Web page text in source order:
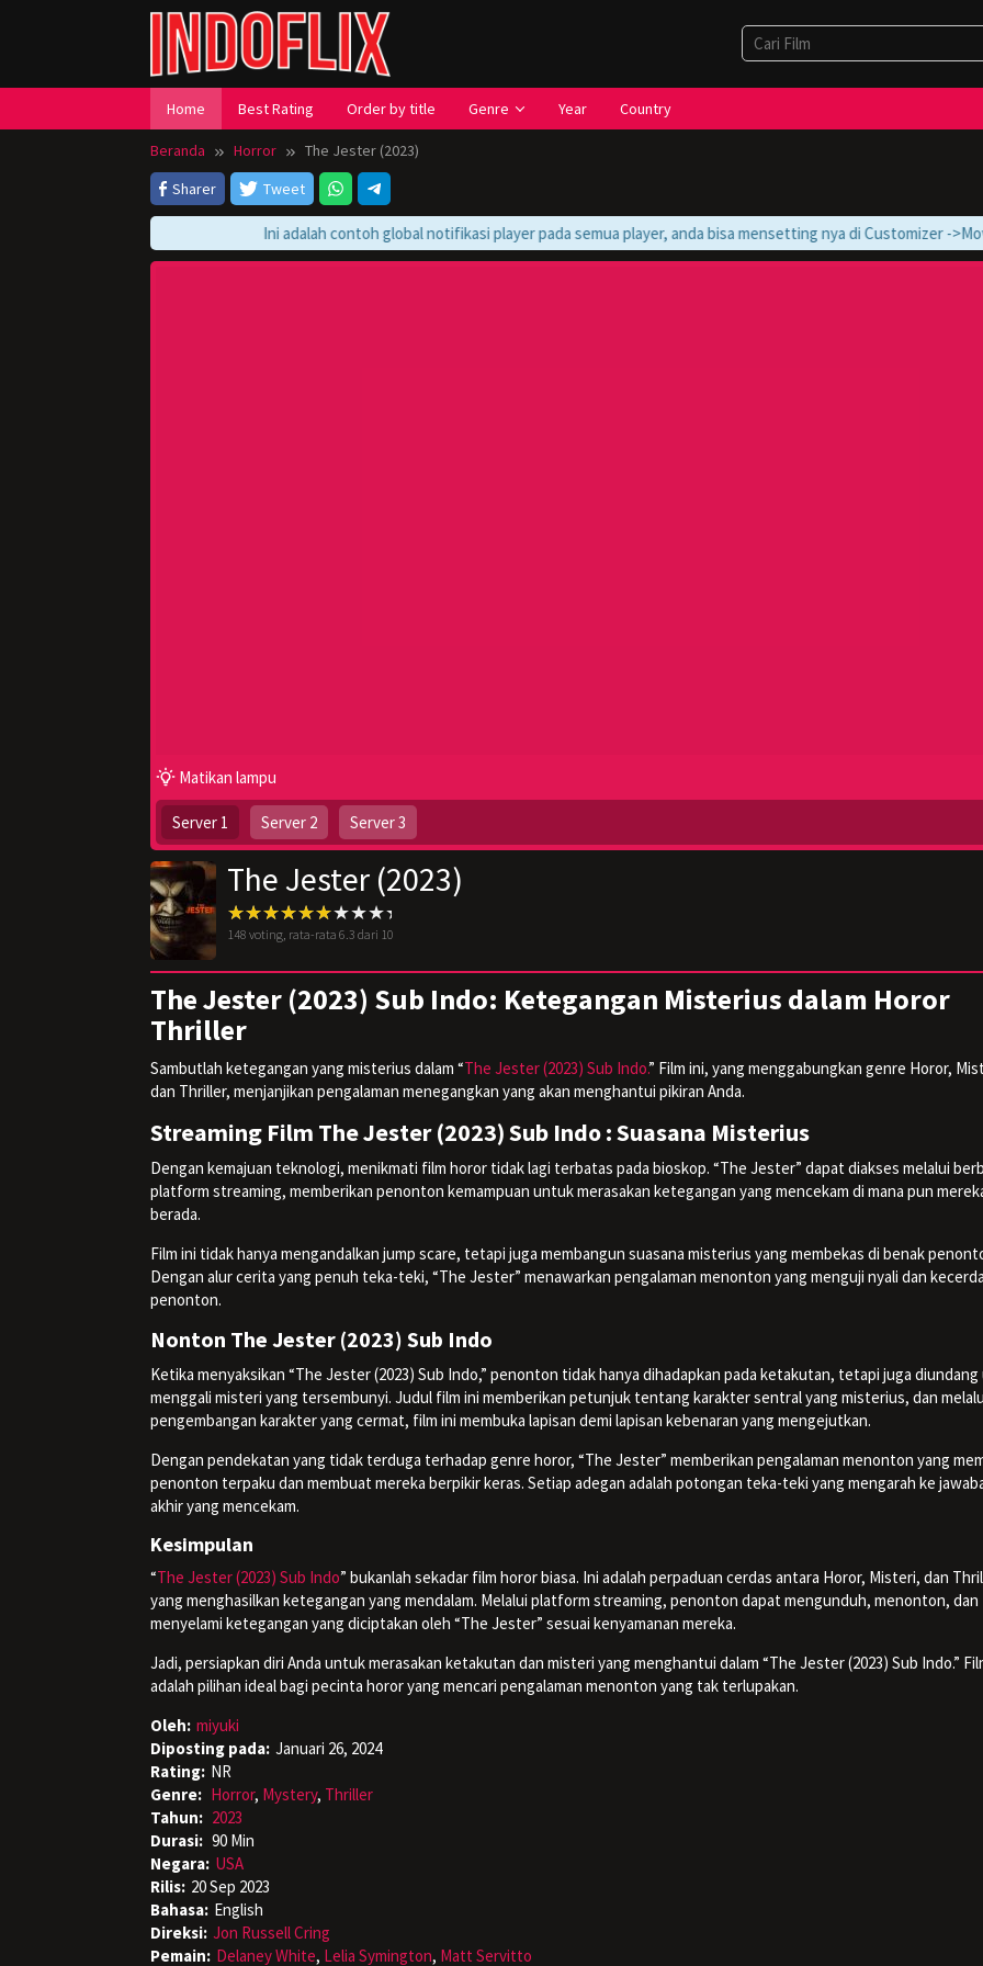
Home Best Rating Order by title Genre Year Country
Beranda Horror
The Jester (2023)
Sharer
Tweet
Ini adalah contoh global notifikasi player pada semua player, anda bisa mensetting nya di Customizer ->Movie
Matikan lampu
Server 1 Server 2 Server 3
The Jester (2023)
148 voting, rata-rata 6.3 dari 10
The Jester (2023) Sub Indo: Ketegangan Misterius dalam Horor
Thriller
Sambutlah ketegangan yang misterius dalam “The Jester (2023) Sub Indo.” Film ini, yang menggabungkan genre Horor,
dan Thriller, menjanjikan pengalaman menegangkan yang akan menghantui pikiran Anda.
Streaming Film The Jester (2023) Sub Indo : Suasana Misterius
Dengan kemajuan teknologi, menikmati film horor tidak lagi terbatas pada bioskop. “The Jester” dapat diakses melalui
platform streaming, memberikan penonton kemampuan untuk merasakan ketegangan yang mencekam di mana pun
berada.
Film ini tidak hanya mengandalkan jump scare, tetapi juga membangun suasana misterius yang membekas di benak
Dengan alur cerita yang penuh teka-teki, “The Jester” menawarkan pengalaman menonton yang menguji nyali dan
penonton.
Nonton The Jester (2023) Sub Indo
Ketika menyaksikan “The Jester (2023) Sub Indo,” penonton tidak hanya dihadapkan pada ketakutan, tetapi juga
menggali misteri yang tersembunyi. Judul film ini memberikan petunjuk tentang karakter sentral yang misterius, dan
pengembangan karakter yang cermat, film ini membuka lapisan demi lapisan kebenaran yang mengejutkan.
Dengan pendekatan yang tidak terduga terhadap genre horor, “The Jester” memberikan pengalaman menonton yang
penonton terpaku dan membuat mereka berpikir keras. Setiap adegan adalah potongan teka-teki yang mengarah ke
akhir yang mencekam.
Kesimpulan
“The Jester (2023) Sub Indo” bukanlah sekadar film horor biasa. Ini adalah perpaduan cerdas antara Horor, Misteri, dan
yang menghasilkan ketegangan yang mendalam. Melalui platform streaming, penonton dapat mengunduh, menonton, dan
menyelami ketegangan yang diciptakan oleh “The Jester” sesuai kenyamanan mereka.
Jadi, persiapkan diri Anda untuk merasakan ketakutan dan misteri yang menghantui dalam “The Jester (2023) Sub Indo.”
adalah pilihan ideal bagi pecinta horor yang mencari pengalaman menonton yang tak terlupakan.
Oleh: miyuki
Diposting pada: Januari 26, 2024
Rating: NR
Genre: Horror, Mystery, Thriller
Tahun: 2023
Durasi: 90 Min
Negara: USA
Rilis: 20 Sep 2023
Bahasa: English
Direksi: Jon Russell Cring
Pemain: Delaney White, Lelia Symington, Matt Servitto